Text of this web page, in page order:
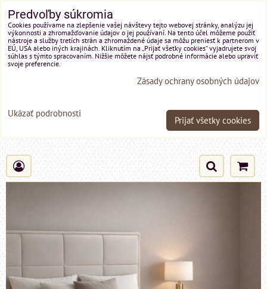
Predvoľby súkromia
Cookies používame na zlepšenie vašej návštevy tejto webovej stránky, analýzu jej
výkonnosti a zhromažďovanie údajov o jej používaní. Na tento účel môžeme použiť
nástroje a služby tretích strán a zhromaždené údaje sa môžu preniesť k partnerom v
EÚ, USA alebo iných krajinách. Kliknutím na „Prijať všetky cookies“ vyjadrujete svoj
súhlas s týmto spracovaním. Nižšie môžete nájsť podrobné informácie alebo upraviť
svoje preferencie.
Zásady ochrany osobných údajov
Ukázať podrobnosti
Prijať všetky cookies